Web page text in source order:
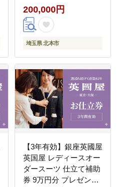
200,000円
埼玉県 北本市
【3年有効】銀座英國屋
英国屋 レディースオー
ダースーツ 仕立て補助
券 9万円分 プレゼント